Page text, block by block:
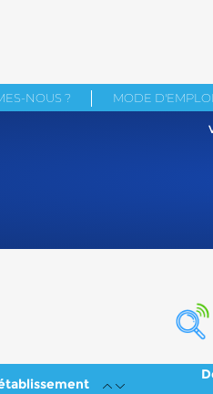
NOUS ? MODE D'EMPLOI